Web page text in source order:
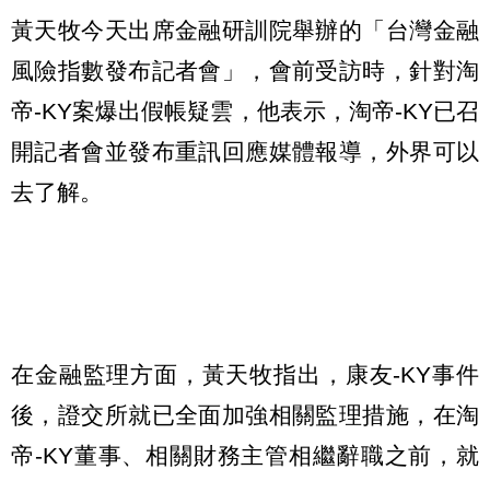
黃天牧今天出席金融研訓院舉辦的「台灣金融
風險指數發布記者會」，會前受訪時，針對淘
帝-KY案爆出假帳疑雲，他表示，淘帝-KY已召
開記者會並發布重訊回應媒體報導，外界可以
去了解。
在金融監理方面，黃天牧指出，康友-KY事件
後，證交所就已全面加強相關監理措施，在淘
帝-KY董事、相關財務主管相繼辭職之前，就